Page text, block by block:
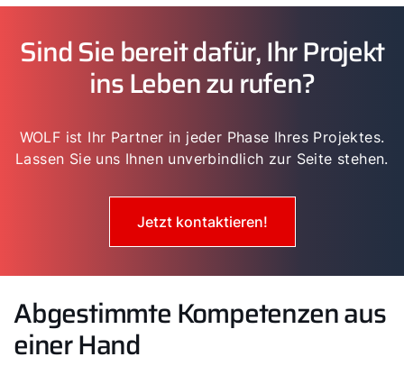
Sind Sie bereit dafür, Ihr Projekt
ins Leben zu rufen?
WOLF ist Ihr Partner in jeder Phase Ihres Projektes.
Lassen Sie uns Ihnen unverbindlich zur Seite stehen.
Jetzt kontaktieren!
Abgestimmte Kompetenzen aus
einer Hand